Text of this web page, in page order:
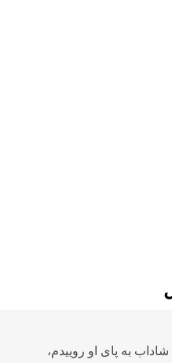
به پای او روییدم،